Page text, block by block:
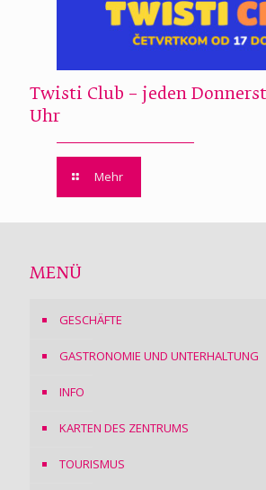
Twisti Club – jeden
Uhr
Mehr
MENÜ
GESCHÄFTE
GASTRONOMIE UND UNTERHALTUNG
INFO
KARTEN DES ZENTRUMS
TOURISMUS